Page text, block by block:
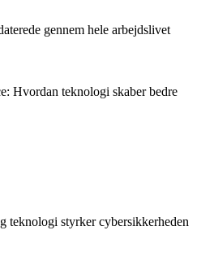
gennem hele arbejdslivet
Hvordan teknologi skaber bedre
teknologi styrker cybersikkerheden